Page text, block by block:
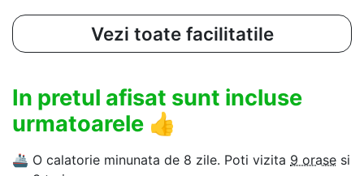
Vezi toate facilitatile
In pretul afisat sunt incluse
urmatoarele 👍
🚢 O calatorie minunata de 8 zile. Poti vizita 9 orase si